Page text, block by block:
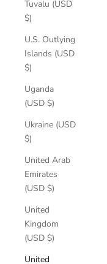
Tuvalu (USD
$)
U.S. Outlying
Islands (USD
$)
Uganda
(USD $)
Ukraine (USD
$)
United Arab
Emirates
(USD $)
United
Kingdom
(USD $)
United